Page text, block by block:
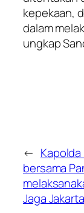
kepekaan,
dalam
ungkap
←
bersama
Jaga